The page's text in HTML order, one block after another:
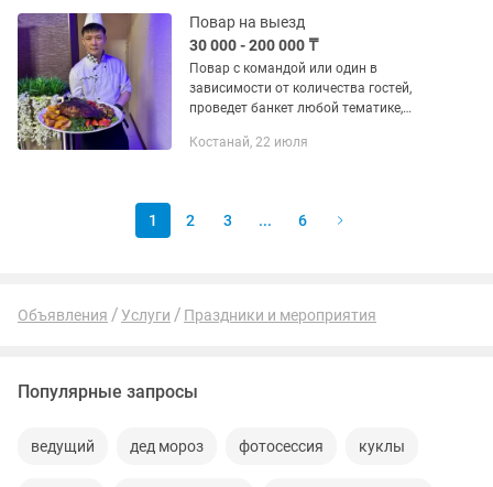
Повар на выезд
30 000 - 200 000 ₸
Повар с командой или один в
зависимости от количества гостей,
проведет банкет любой тематике,
блюда,закуски,салаты. Выезд
Костанай, 22 июля
1 2 3 ... 6
Объявления Услуги Праздники и мероприятия
Популярные запросы
ведущий дед мороз фотосессия куклы